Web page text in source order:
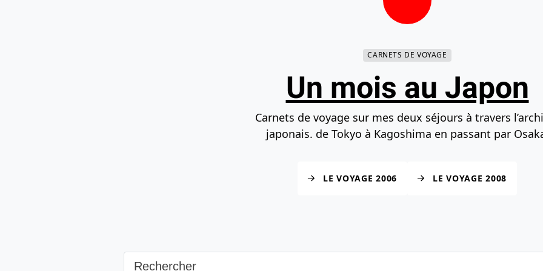
Accéder au bas de la page
CARNETS DE VOYAGE
Un mois au Japon
Carnets de voyage sur mes deux séjours à travers
japonais. de Tokyo à Kagoshima en passant par
LE VOYAGE 2006 LE VOYAGE 2008